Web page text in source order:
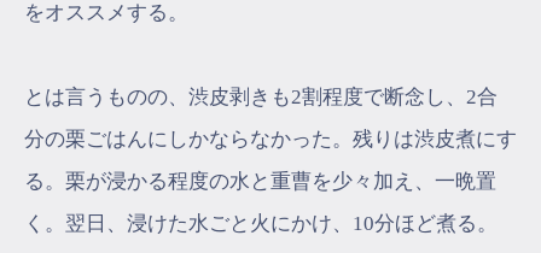
をオススメする。
とは言うものの、渋皮剥きも2割程度で断念し、2合
分の栗ごはんにしかならなかった。残りは渋皮煮にす
る。栗が浸かる程度の水と重曹を少々加え、一晩置
く。翌日、浸けた水ごと火にかけ、10分ほど煮る。